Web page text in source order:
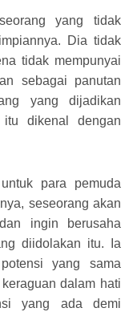
yang tidak
Dia tidak
tidak mempunyai
sebagai panutan
yang dijadikan
dikenal dengan
para pemuda
seseorang akan
ingin berusaha
diidolakan itu. Ia
yang sama
dalam hati
yang ada demi